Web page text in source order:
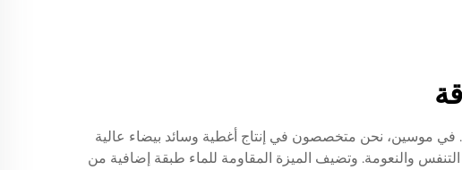
في موسين، نحن متخصصون في إنتاج أغطية وسائد بيضاء عالية
والنعومة. وتضيف الميزة المقاومة للماء طبقة إضافية من